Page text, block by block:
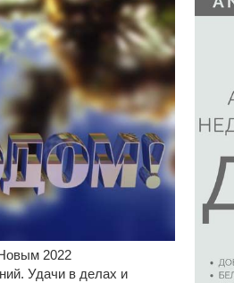
2022
Удачи в делах и